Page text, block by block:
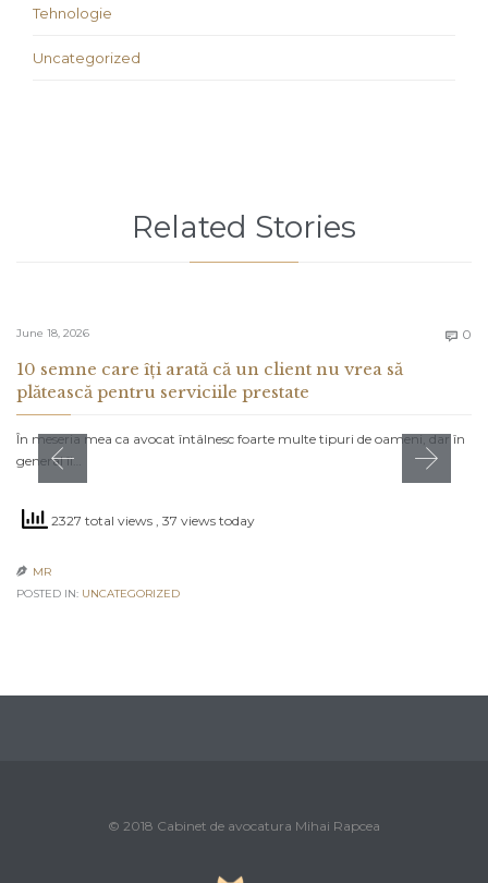
Tehnologie
Uncategorized
Related Stories
June 18, 2026  0
10 semne care îți arată că un client nu vrea să
plătească pentru serviciile prestate
În meseria mea ca avocat întâlnesc foarte multe tipuri de oameni, dar în
general îi…
2327 total views , 37 views today
 MR
POSTED IN: UNCATEGORIZED
© 2018 Cabinet de avocatura Mihai Rapcea